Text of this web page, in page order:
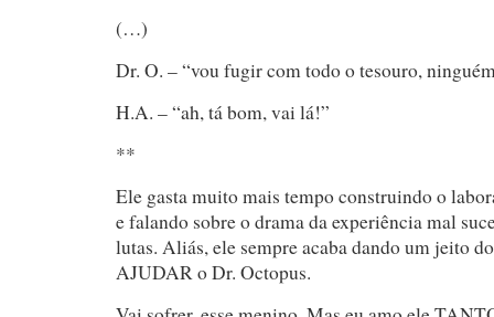
(…)
Dr. O. – “vou fugir com todo o tesouro,
H.A. – “ah, tá bom, vai lá!”
**
Ele gasta muito mais tempo construindo o
e falando sobre o drama da experiência mal
lutas. Aliás, ele sempre acaba dando um jeito
AJUDAR o Dr. Octopus.